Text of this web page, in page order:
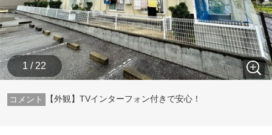
【外観】TVインターフォン付きで安心！
1 / 22